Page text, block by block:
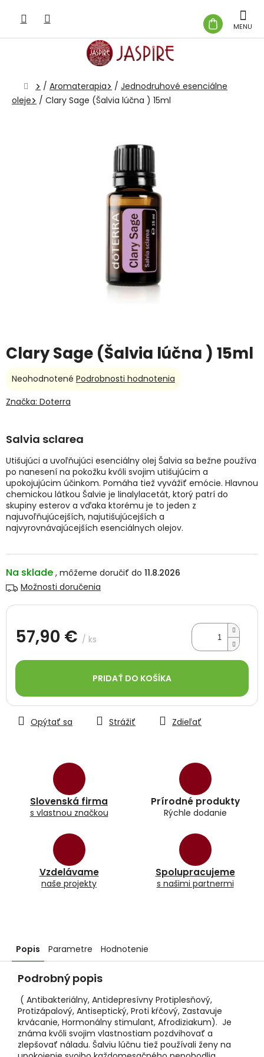
obsah
KOŠÍK
Domov
/ Aromaterapia / Jednodruhové esenciálne
oleje
/ Clary Sage (Šalvia lúčna ) 15ml
Clary Sage (Šalvia lúčna ) 15ml
Na sklade
11.8.2026
Možnosti doručenia
57,90 € / ks
cena:
PRIDAŤ DO KOŠÍKA
Slovenská firma
s vlastnou značkou
Prírodné produkty
Rýchle dodanie
Vzdelávame
naše projekty
Spolupracujeme
s našimi partnermi
Salvia sclarea
Utišujúci a uvoľňujúci esenciálny olej Šalvia sa bežne používa
po nanesení na pokožku kvôli svojim utišujúcim a
upokojujúcim účinkom. Pomáha tiež vyvážiť emócie. Hlavnou
chemickou látkou Šalvie je linalylacetát, ktorý patrí do
skupiny esterov a vďaka ktorému je to jeden z
najuvoľňujúcejších, najutišujúcejších a
najvyrovnávajúcejších esenciálnych olejov.
Opýtať sa Strážiť Zdieľať
Priemerné
produktu
z
5
hviezdičiek.
Neohodnotené Podrobnosti hodnotenia
Značka: Doterra
Popis Parametre Hodnotenie
Podrobný popis
( Antibakteriálny, Antidepresívny Protiplesňový,
Protizápalový, Antiseptický, Proti kŕčový, Zastavuje
krvácanie, Hormonálny stimulant, Afrodiziakum). Je
známa kvôli svojim vlastnostiam pozdvihovať a
zlepšovať náladu. Šalviu lúčnu tiež používali ženy na